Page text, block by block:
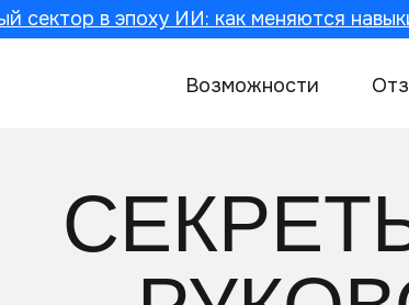
сектор в эпоху ИИ: как меняются
Возможности